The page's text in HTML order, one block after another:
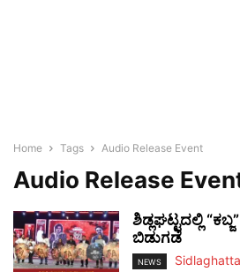
Home Tags Audio Release Event
Audio Release
ಶಿಡ್ಲಘಟ್ಟದಲ್ಲಿ
ಬಿಡುಗಡೆ
NEWS